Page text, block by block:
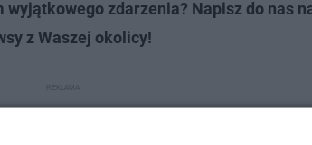
zdarzenia? Napisz do nas
z Waszej okolicy!